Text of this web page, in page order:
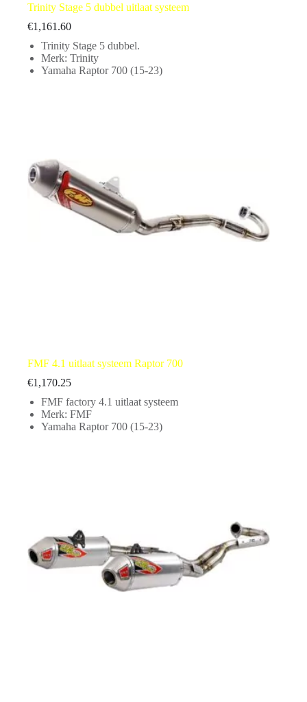
Trinity Stage 5 dubbel uitlaat systeem
€1,161.60
Trinity Stage 5 dubbel.
Merk: Trinity
Yamaha Raptor 700 (15-23)
FMF 4.1 uitlaat systeem Raptor 700
€1,170.25
FMF factory 4.1 uitlaat systeem
Merk: FMF
Yamaha Raptor 700 (15-23)